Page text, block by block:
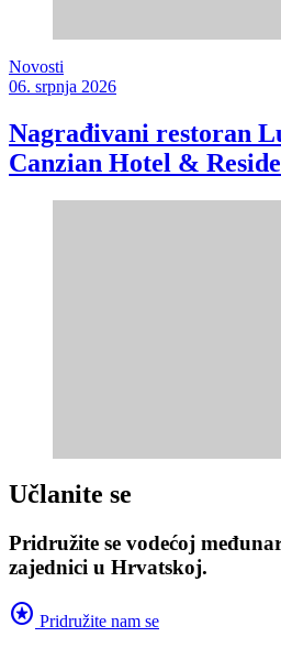
Novosti
06. srpnja 2026
Nagrađivani restoran
Canzian Hotel &
Učlanite se
Pridružite se vodećoj
zajednici u Hrvatskoj.
stars Pridružite nam se